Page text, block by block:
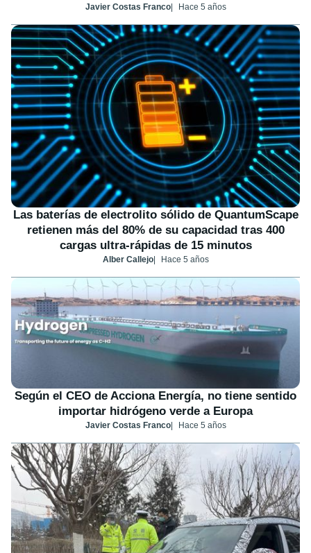
Javier Costas Franco Hace 5 años
Las baterías de electrolito sólido de QuantumScape
retienen más del 80% de su capacidad tras 400
cargas ultra-rápidas de 15 minutos
Alber Callejo Hace 5 años
Según el CEO de Acciona Energía, no tiene sentido
importar hidrógeno verde a Europa
Javier Costas Franco Hace 5 años